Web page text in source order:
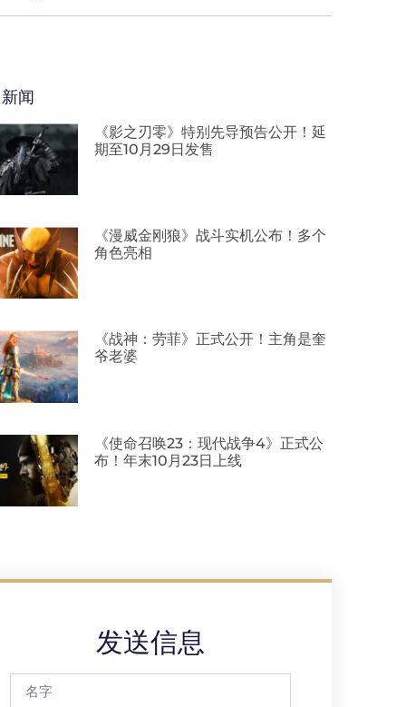
闻
《影之刃零》特别先导预告公开！延
期至10月29日发售
《漫威金刚狼》战斗实机公布！多个
角色亮相
《战神：劳菲》正式公开！主角是奎
爷老婆
《使命召唤23：现代战争4》正式公
布！年末10月23日上线
发送信息